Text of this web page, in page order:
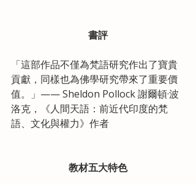
書評
「這部作品不僅為梵語研究作出了寶貴
貢獻，同樣也為佛學研究帶來了重要價
值。」—— Sheldon Pollock 謝爾頓·波
洛克，《人間天語：前近代印度的梵
語、文化與權力》作者
教材五大特色